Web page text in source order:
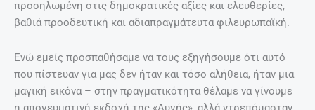
προσηλωμένη στις δημοκρατικές αξίες και ελευθερίες,
βαθιά προοδευτική και αδιαπραγμάτευτα φιλευρωπαϊκή.
Ενώ εμείς προσπαθήσαμε να τους εξηγήσουμε ότι αυτό
που πίστευαν για μας δεν ήταν και τόσο αλήθεια, ήταν μια
μαγική εικόνα – στην πραγματικότητα θέλαμε να γίνουμε